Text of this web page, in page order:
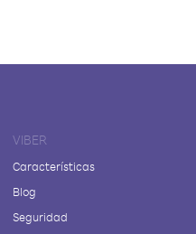
VIBER
Características
Blog
Seguridad